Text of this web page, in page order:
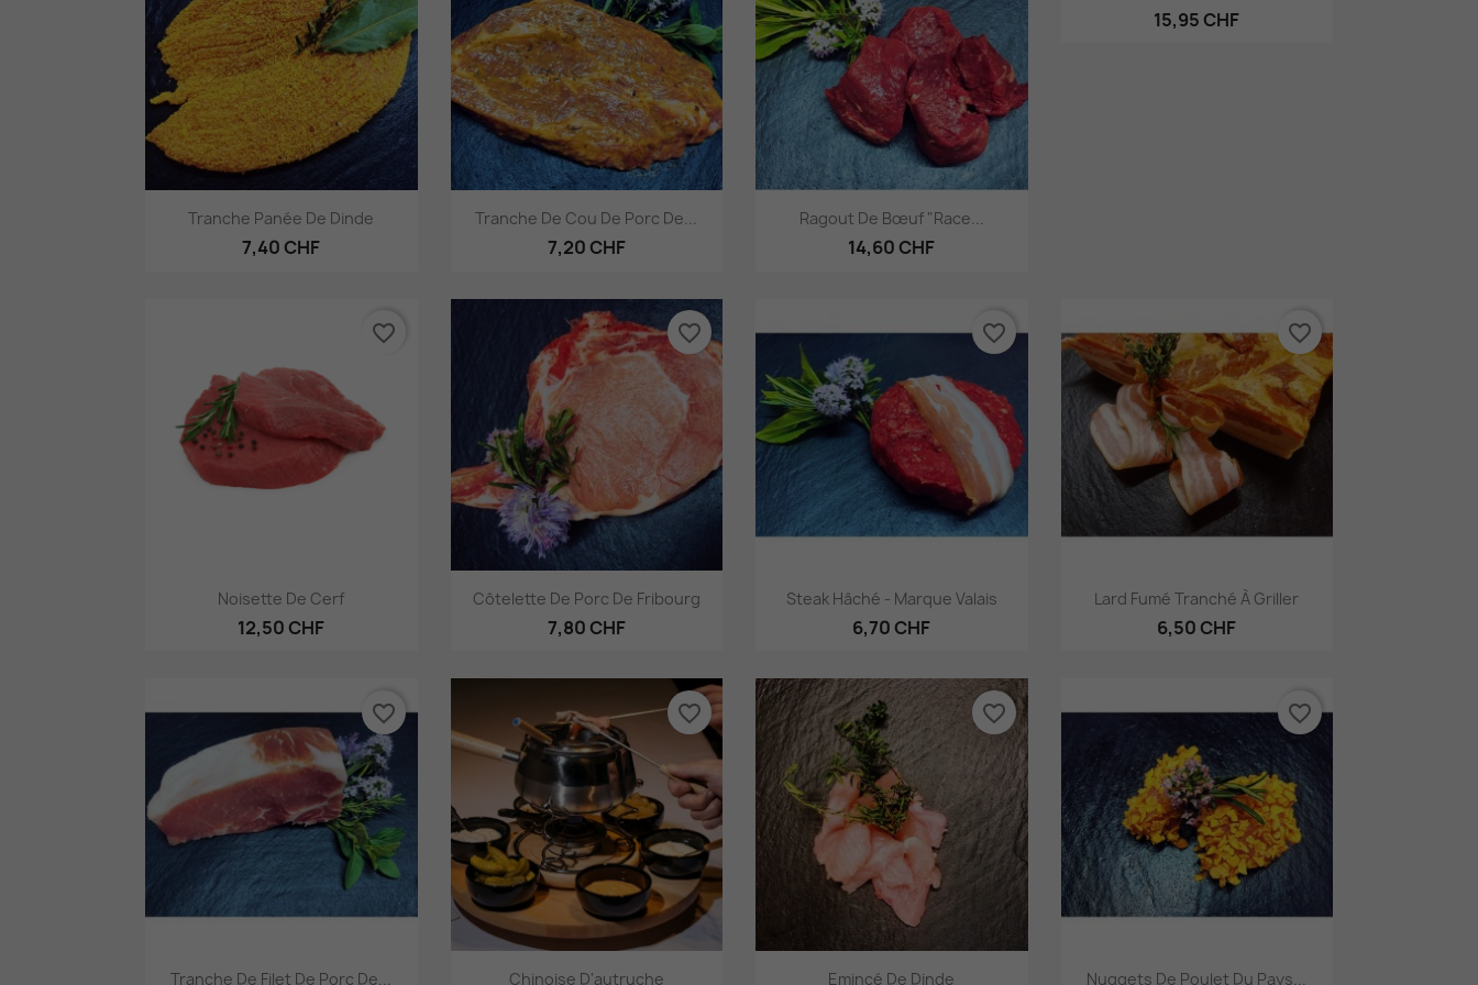
Aperçu rapide
Tranche Panée De Dinde
7,40 CHF
 Aperçu rapide
Tranche De Cou De Porc De...
7,20 CHF
Aperçu rapide
Ragout De Bœuf "Race...
14,60 CHF
15,95 CHF
Aperçu rapide
Noisette De Cerf
12,50 CHF
favorite_border
Aperçu rapide
Côtelette De Porc De Fribourg
7,80 CHF
favorite_border
Aperçu rapide
Steak Hâché - Marque Valais
6,70 CHF
favorite_border
Aperçu rapide
Lard Fumé Tranché À Griller
6,50 CHF
favorite_border
 Aperçu rapide
Tranche De Filet De Porc De...
favorite_border
Aperçu rapide
Chinoise D'autruche
favorite_border
Aperçu rapide
Emincé De Dinde
favorite_border
Aperçu rapide
Nuggets De Poulet Du Pays...
favorite_border